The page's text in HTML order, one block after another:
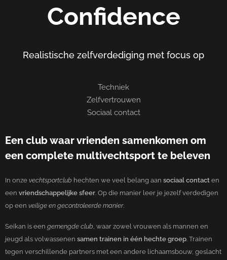
Confidence
Realistische zelfverdediging met focus op
Techniek
Zelfvertrouwen
Sociaal contact
Een club waar vrienden samenkomen om
een complete multivechtsport te beleven
In onze vechtsportclub hechten we veel belang aan sociaal contact en
een vriendschappelijke sfeer. Op die manier leer je jezelf verdedigen
op een veilige en gecontroleerde manier.
Seikan is een gemengde club, waar zowel vrouwen als mannen en
jeugd als volwassenen samen trainen in één hechte groep. Trainen
tegen verschillende partners met een andere lichaamsbouw, geslacht